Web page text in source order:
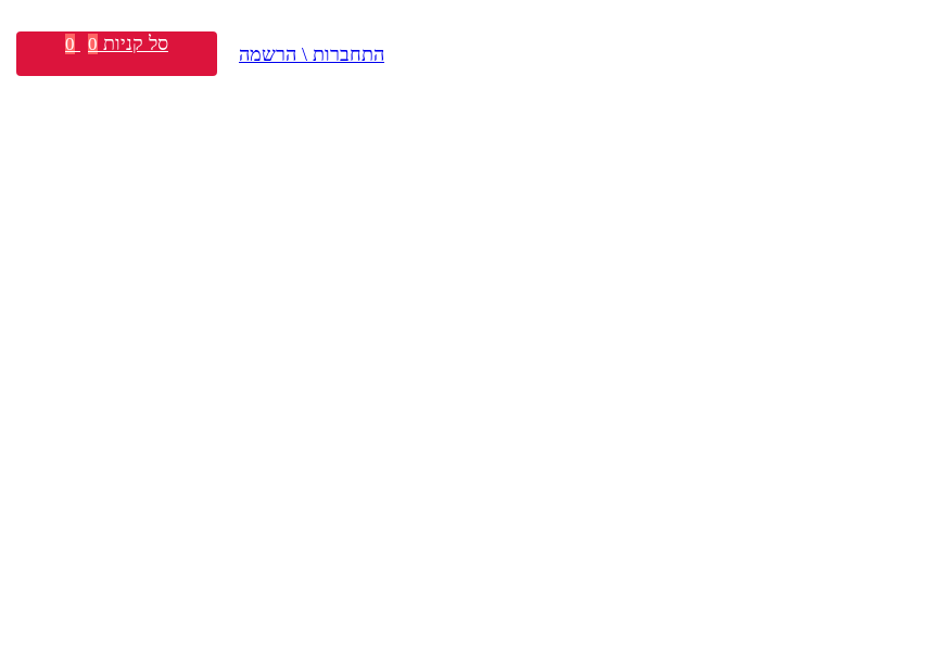
התחברות \ הרשמה סל קניות 0
0